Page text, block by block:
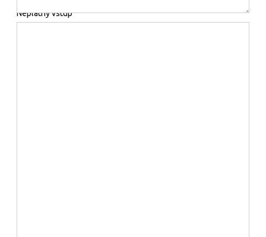
Neplatný vstup